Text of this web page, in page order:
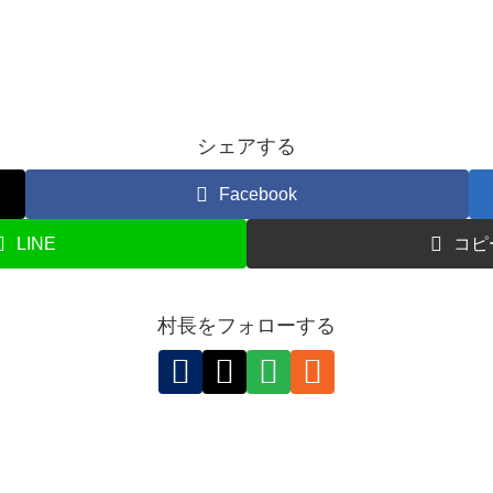
シェアする
Facebook
LINE コピ
村長をフォローする